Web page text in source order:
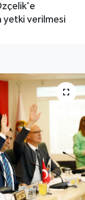
yetki verilmesi